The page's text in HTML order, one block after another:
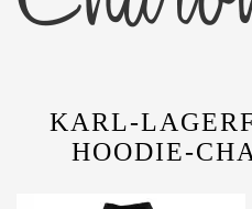
KARL-
HOODIE-